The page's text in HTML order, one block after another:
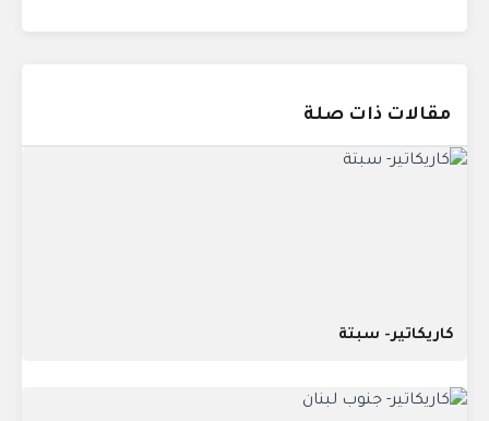
مقالات ذات صلة
كاريكاتير- سبتة